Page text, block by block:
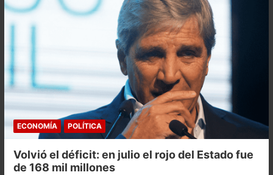
ECONOMÍA POLÍTICA
Volvió el déficit: en julio el rojo del Estado fue
de 168 mil millones